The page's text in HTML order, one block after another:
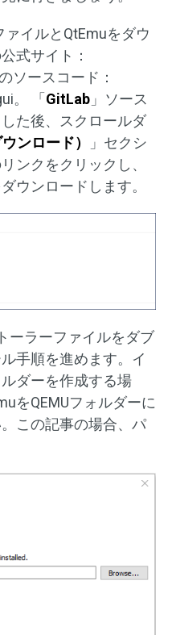
ァイルとQtEmuをダウ
式サイト：
ソースコード：
。 「GitLab 」ソース
た後、スクロールダ
ンロード）
」セクシ
ンクをクリックし、
ウンロードします。
ーラーファイルをダブ
手順を進めます。イ
ダーを作成する場
をQEMUフォルダーに
この記事の場合、パ